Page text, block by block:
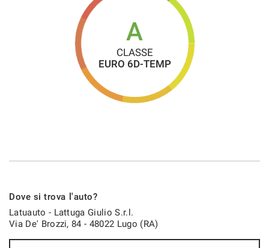
A
CLASSE
EURO 6D-TEMP
Dove si trova l'auto?
Latuauto - Lattuga Giulio S.r.l.
Via De' Brozzi, 84 - 48022 Lugo (RA)